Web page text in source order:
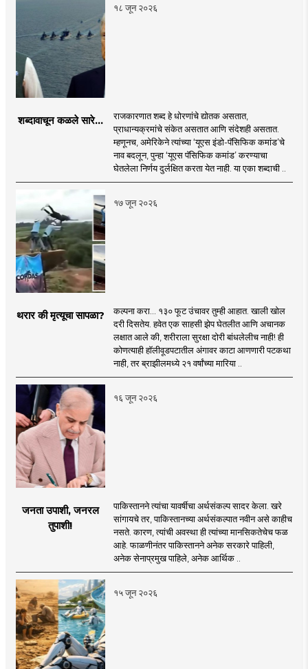
१८ जून २०२६
शब्दावाचून कळले सारे...
राजकारणात शब्द हे धोरणांचे द्योतक असतात,
प्राधान्यक्रमांचे संकेत असतात आणि संदेशही असतात.
म्हणूनच, अमेरिकेने त्यांच्या ‘यूएस इंडो-पॅसिफिक कमांड’चे
नाव बदलून, पुन्हा ‘यूएस पॅसिफिक कमांड’ करण्याचा
घेतलेला निर्णय दुर्लक्षित करता येत नाही. या एका शब्दाची ..
१७ जून २०२६
थरार की मृत्यूचा सापळा?
कल्पना करा... १३० फूट उंचावर तुम्ही आहात. खाली खोल
दरी दिसतेय. हवेत एक साहसी झेप घेतलीत आणि अचानक
लक्षात आले की, शरीराला सुरक्षा दोरी बांधलेलीच नाही! ही
कोणत्याही हॉलीवूडपटातील अंगावर काटा आणणारी पटकथा
नाही, तर ब्राझीलमध्ये २१ वर्षांच्या मारिया ..
१६ जून २०२६
जनता उपाशी, जनरल
तुपाशी!
पाकिस्तानने त्यांचा यावर्षीचा अर्थसंकल्प सादर केला. खरे
सांगायचे तर, पाकिस्तानच्या अर्थसंकल्पात नवीन असे काहीच
नसते. कारण, त्यांची अवस्था ही त्यांच्या मानसिकतेचेच फळ
आहे. फाळणीनंतर पाकिस्तानने अनेक सरकारे पाहिली,
अनेक सेनाप्रमुख पाहिले, अनेक आर्थिक ..
१५ जून २०२६